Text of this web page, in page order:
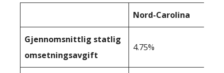
Nord-Carolina
Gjennomsnittlig statlig
omsetningsavgift
4.75%